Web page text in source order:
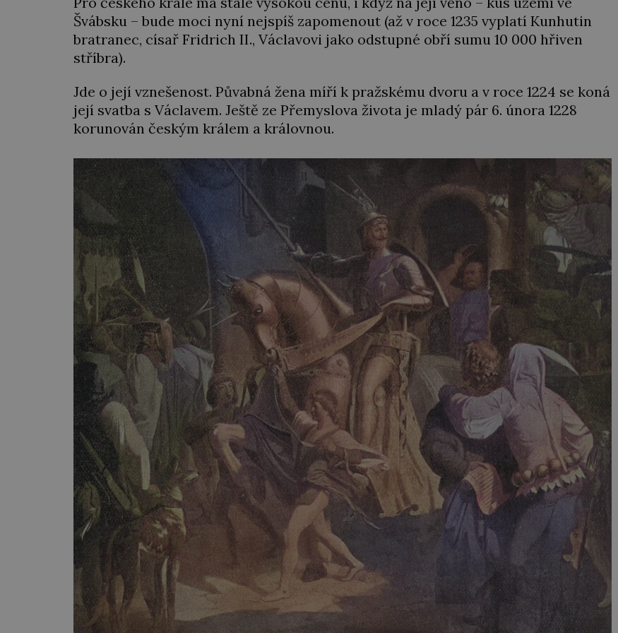
Švábsku – bude moci nyní nejspíš zapomenout (až v roce 1235 vyplatí Kunhutin
bratranec, císař Fridrich II., Václavovi jako odstupné obří sumu 10 000 hřiven
stříbra).
Jde o její vznešenost. Půvabná žena míří k pražskému dvoru a v roce 1224 se koná
její svatba s Václavem. Ještě ze Přemyslova života je mladý pár 6. února 1228
korunován českým králem a královnou.